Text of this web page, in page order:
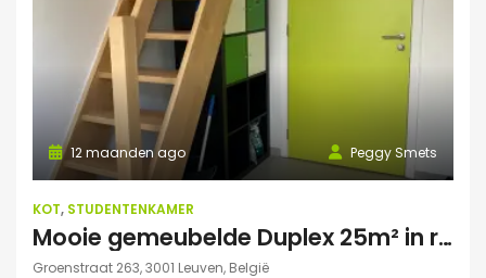
Peggy Smets
12 maanden ago
KOT, STUDENTENKAMER
Mooie gemeubelde Duplex 25m² in residentie met tuin
Groenstraat 263, 3001 Leuven, België